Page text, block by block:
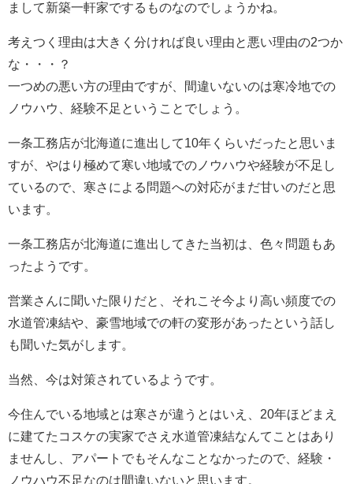
まして新築一軒家でするものなのでしょうかね。
考えつく理由は大きく分ければ良い理由と悪い理由の2つか
な・・・？
一つめの悪い方の理由ですが、間違いないのは寒冷地での
ノウハウ、経験不足ということでしょう。
一条工務店が北海道に進出して10年くらいだったと思いま
すが、やはり極めて寒い地域でのノウハウや経験が不足し
ているので、寒さによる問題への対応がまだ甘いのだと思
います。
一条工務店が北海道に進出してきた当初は、色々問題もあ
ったようです。
営業さんに聞いた限りだと、それこそ今より高い頻度での
水道管凍結や、豪雪地域での軒の変形があったという話し
も聞いた気がします。
当然、今は対策されているようです。
今住んでいる地域とは寒さが違うとはいえ、20年ほどまえ
に建てたコスケの実家でさえ水道管凍結なんてことはあり
ませんし、アパートでもそんなことなかったので、経験・
ノウハウ不足なのは間違いないと思います。